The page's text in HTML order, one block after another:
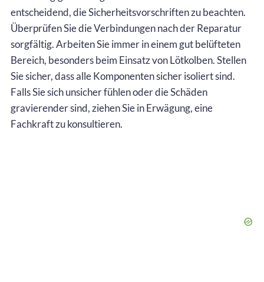
entscheidend, die Sicherheitsvorschriften zu beachten.
Überprüfen Sie die Verbindungen nach der Reparatur
sorgfältig. Arbeiten Sie immer in einem gut belüfteten
Bereich, besonders beim Einsatz von Lötkolben. Stellen
Sie sicher, dass alle Komponenten sicher isoliert sind.
Falls Sie sich unsicher fühlen oder die Schäden
gravierender sind, ziehen Sie in Erwägung, eine
Fachkraft zu konsultieren.